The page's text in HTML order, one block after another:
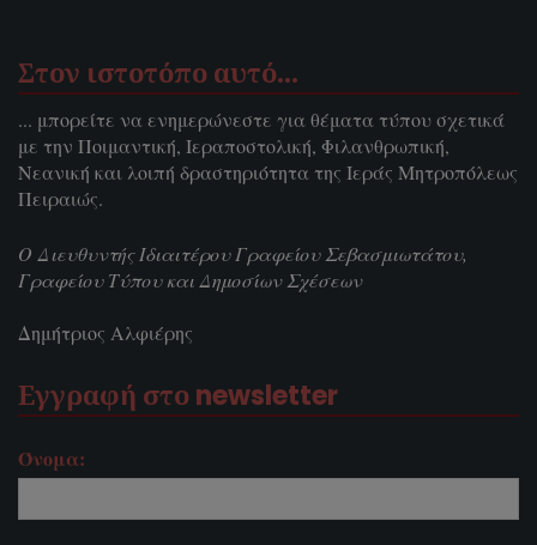
Στον ιστοτόπο αυτό…
... μπορείτε να ενημερώνεστε για θέματα τύπου σχετικά
με την Ποιμαντική, Ιεραποστολική, Φιλανθρωπική,
Νεανική και λοιπή δραστηριότητα της Ιεράς Μητροπόλεως
Πειραιώς.
Ο Διευθυντής Ιδιαιτέρου Γραφείου Σεβασμιωτάτου,
Γραφείου Τύπου και Δημοσίων Σχέσεων
Δημήτριος Αλφιέρης
Εγγραφή στο newsletter
Όνομα: